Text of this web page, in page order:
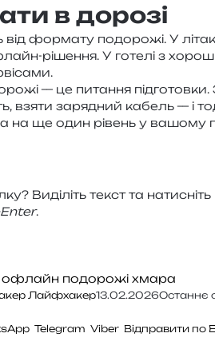
в дорозі
фор­ма­ту подо­ро­жі. У
ріше­н­ня. У готе­лі з
— це пита­н­ня
взяти заря­дний кабель — і
на ще один рівень у вашо­му
Виділіть текст та нати­сніть
.
офлайн подорожі хмара
Лайфхакер13.02.2026Останнє
Telegram Viber Відправити по